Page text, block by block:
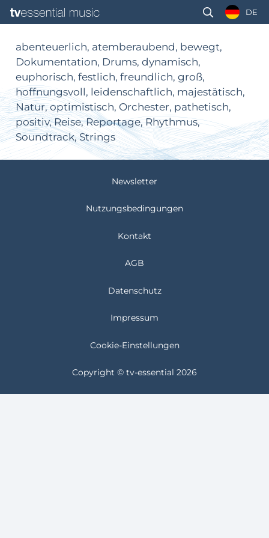
DE
abenteuerlich, atemberaubend, bewegt,
Dokumentation, Drums, dynamisch,
euphorisch, festlich, freundlich, groß,
hoffnungsvoll, leidenschaftlich, majestätisch,
Natur, optimistisch, Orchester, pathetisch,
positiv, Reise, Reportage, Rhythmus,
Soundtrack, Strings
Newsletter
Nutzungsbedingungen
Kontakt
AGB
Datenschutz
Impressum
Cookie-Einstellungen
Copyright © tv-essential 2026